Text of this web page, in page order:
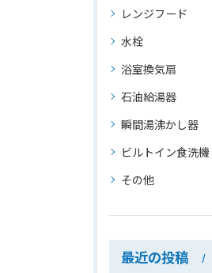
レンジフード
水栓
浴室換気扇
石油給湯器
瞬間湯沸かし器
ビルトイン食洗機
その他
最近の投稿